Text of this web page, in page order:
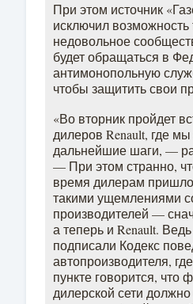
При этом источник
исключил возможность
недовольное
будет обращаться в
антимонопольную
чтобы защитить свои
«Во вторник пройдет
дилеров Renault, где
дальнейшие шаги, —
— При этом странно,
время дилерам
такими ущемлениями
производителей —
а теперь и Renault.
подписали Кодекс
автопроизводителя,
пункте говорится, что
дилерской сети